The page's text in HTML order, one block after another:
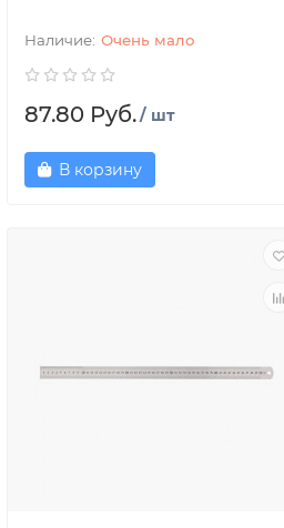
Очень мало
87.80 Руб./ шт
В корзину